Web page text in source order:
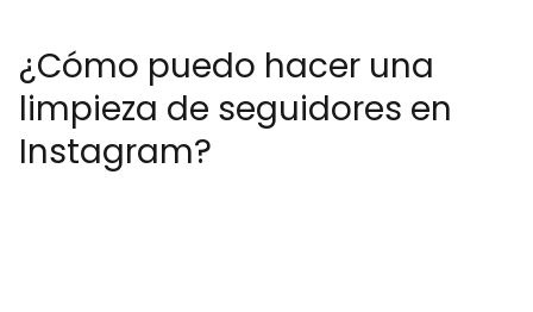
¿Cómo puedo hacer una
limpieza de seguidores en
Instagram?